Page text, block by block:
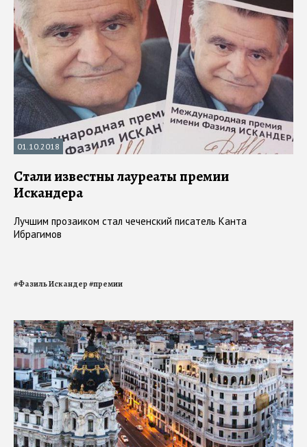
01.10.2018
Стали известны лауреаты премии
Искандера
Лучшим прозаиком стал чеченский писатель Канта
Ибрагимов
#Фазиль Искандер#премии